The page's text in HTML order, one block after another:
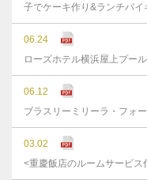
子でケーキ作り&ランチバイ
06.24
ローズホテル横浜屋上プー
06.12
ブラスリーミリーラ・フォ
03.02
<重慶飯店のルームサービス